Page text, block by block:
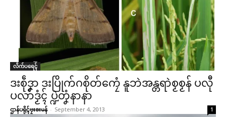
လိက်ပရေၚ်
ဒးစဵုဒၞာ ဒးပြိုက်ဂစိုတ်ကၠေံ နူဘဲအန္တရာဲစၟစၟန် ပလီု
ပလာ်ဒၟံၚ် ပ္ဍဲတၞံနာနာ
ဌာန်ပရိုၚ်ဗၠးၜးမန် - September 4, 2013 1